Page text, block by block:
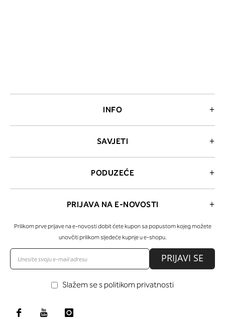
INFO
SAVJETI
PODUZEĆE
PRIJAVA NA E-NOVOSTI
Prilikom prve prijave na e-novosti dobit ćete kupon sa popustom kojeg možete
unovčiti prilikom sljedeće kupnje u e-shopu.
PRIJAVI SE
Slažem se s politikom privatnosti